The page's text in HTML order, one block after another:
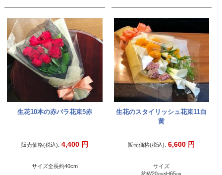
生花10本の赤バラ花束5赤
販売価格(税込): 4,400 円
サイズ全長約40cm
生花のスタイリッシュ花束11白
黄
販売価格(税込): 6,600 円
サイズ
約W20㎝×H65㎝